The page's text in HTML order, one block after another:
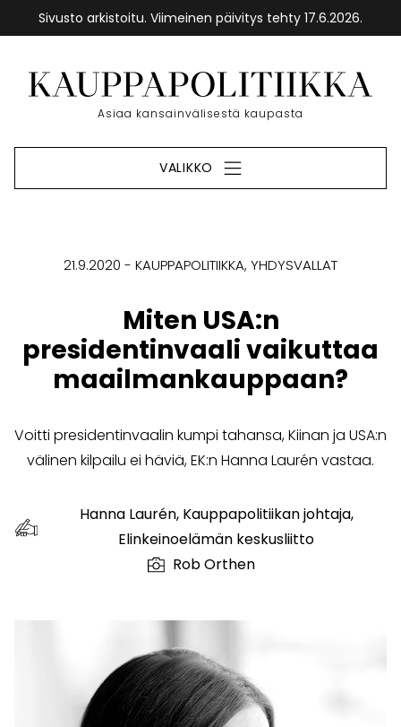
Sivusto arkistoitu. Viimeinen päivitys tehty 17.6.2026.
sisältöön
Etusivu
Asiaa kansainvälisestä kaupasta
VALIKKO
21.9.2020 KAUPPAPOLITIIKKA YHDYSVALLAT
Miten USA:n
presidentinvaali vaikuttaa
maailmankauppaan?
Voitti presidentinvaalin kumpi tahansa, Kiinan ja USA:n
välinen kilpailu ei häviä, EK:n Hanna Laurén vastaa.
Hanna Laurén, Kauppapolitiikan johtaja,
Elinkeinoelämän keskusliitto
Rob Orthen